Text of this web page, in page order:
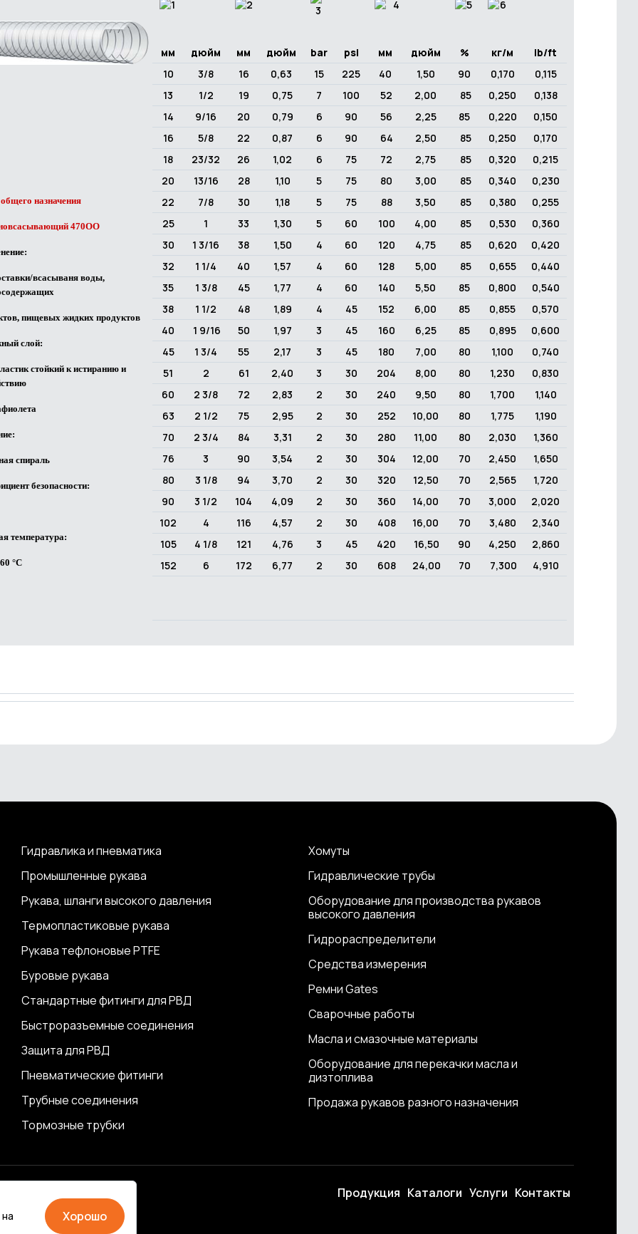
назначения
470OO
всасываня воды,
пищевых жидких продуктов
слой:
стойкий к истиранию и
спираль
безопасности:
температура:
°C
мм дюйм мм дюйм bar psi мм дюйм % кг/м
ib/ft
10
3/8 16 0,63 15 225 40 1,50 90 0,170
0,115
13
1/2 19 0,75 7 100 52 2,00 85 0,250
0,138
14
9/16 20 0,79 6 90 56 2,25 85 0,220
0,150
16
5/8 22 0,87 6 90 64 2,50 85 0,250
0,170
18
23/32 26 1,02 6 75 72 2,75 85 0,320
0,215
20
13/16 28 1,10 5 75 80 3,00 85 0,340
0,230
22
7/8 30 1,18 5 75 88 3,50 85 0,380
0,255
25
1 33 1,30 5 60 100 4,00 85 0,530
0,360
30
1 3/16 38 1,50 4 60 120 4,75 85 0,620
0,420
32
1 1/4 40 1,57 4 60 128 5,00 85 0,655
0,440
35
1 3/8 45 1,77 4 60 140 5,50 85 0,800
0,540
38
1 1/2 48 1,89 4 45 152 6,00 85 0,855
0,570
40
1 9/16 50 1,97 3 45 160 6,25 85 0,895
0,600
45
1 3/4 55 2,17 3 45 180 7,00 80 1,100
0,740
51
2 61 2,40 3 30 204 8,00 80 1,230
0,830
60
2 3/8 72 2,83 2 30 240 9,50 80 1,700
1,140
63
2 1/2 75 2,95 2 30 252 10,00 80 1,775
1,190
70
2 3/4 84 3,31 2 30 280 11,00 80 2,030
1,360
76
3 90 3,54 2 30 304 12,00 70 2,450
1,650
80
3 1/8 94 3,70 2 30 320 12,50 70 2,565
1,720
90
3 1/2 104 4,09 2 30 360 14,00 70 3,000
2,020
102
4 116 4,57 2 30 408 16,00 70 3,480
2,340
105
4 1/8 121 4,76 3 45 420 16,50 90 4,250
2,860
152
6 172 6,77 2 30 608 24,00 70 7,300 4,910
Гидравлика и пневматика
Промышленные рукава
Рукава, шланги высокого давления
Термопластиковые рукава
Рукава тефлоновые PTFE
Буровые рукава
Стандартные фитинги для РВД
Быстроразъемные соединения
Защита для РВД
Пневматические фитинги
Трубные соединения
Тормозные трубки
Хомуты
Гидравлические трубы
Оборудование для производства рукавов
высокого давления
Гидрораспределители
Средства измерения
Ремни Gates
Сварочные работы
Масла и смазочные материалы
Оборудование для перекачки масла и
дизтоплива
Продажа рукавов разного назначения
Продукция Каталоги Услуги Контакты
Хорошо